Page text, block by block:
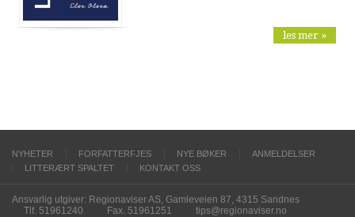
les mer »
NYHETER FORFATTERFJES NYE BØKER
ANMELDELSER
LITTERÆRT SPALTET
KONTAKT OSS
Ansvarlig utgiver: Regionaviser AS, Gamleveien 87, 4315 Sandnes
Tlf. 51961240
Fax. 51961251 tips@regionaviser.no